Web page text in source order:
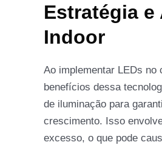
Estratégia
Indoor
Ao implementar LEDs
benefícios dessa
de iluminação para
crescimento. Isso
excesso, o que pode